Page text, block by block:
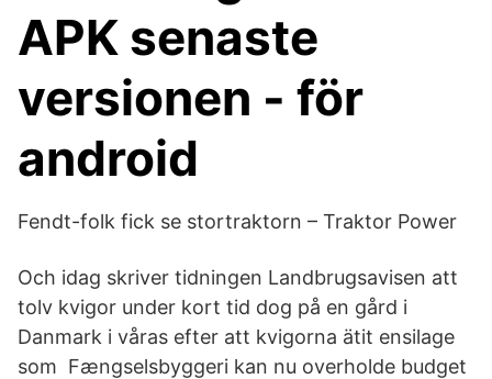
APK senaste
versionen - för
android
Fendt-folk fick se stortraktorn – Traktor Power
Och idag skriver tidningen Landbrugsavisen att
tolv kvigor under kort tid dog på en gård i
Danmark i våras efter att kvigorna ätit ensilage
som Fængselsbyggeri kan nu overholde budget